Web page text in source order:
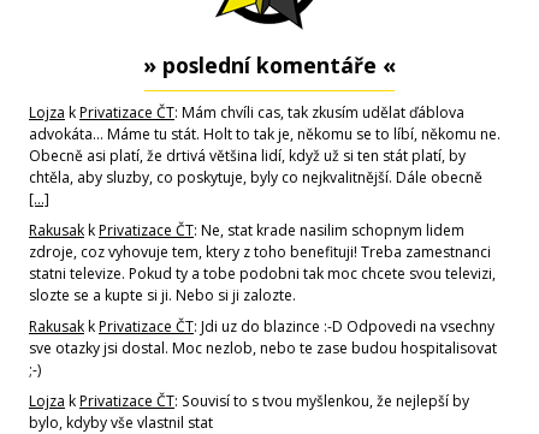
» poslední komentáře «
Lojza kPrivatizace ČT: Mám chvíli cas, tak zkusím udělat ďáblova
advokáta... Máme tu stát. Holt to tak je, někomu se to líbí, někomu ne.
Obecně asi platí, že drtivá většina lidí, když už si ten stát platí, by
chtěla, aby sluzby, co poskytuje, byly co nejkvalitnější. Dále obecně
[…]
RakusakkPrivatizace ČT: Ne, stat krade nasilim schopnym lidem
zdroje, coz vyhovuje tem, ktery z toho benefituji! Treba zamestnanci
statni televize. Pokud ty a tobe podobni tak moc chcete svou televizi,
slozte se a kupte si ji. Nebo si ji zalozte.
RakusakkPrivatizace ČT: Jdi uz do blazince :-D Odpovedi na vsechny
sve otazky jsi dostal. Moc nezlob, nebo te zase budou hospitalisovat
;-)
Lojza kPrivatizace ČT: Souvisí to s tvou myšlenkou, že nejlepší by
bylo, kdyby vše vlastnil stat